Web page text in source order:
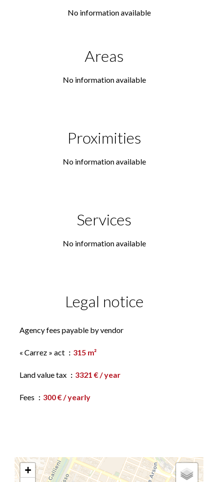
No information available
Areas
No information available
Proximities
No information available
Services
No information available
Legal notice
Agency fees payable by vendor
« Carrez » act 315 m²
Land value tax 3321 € / year
Fees 300 € / yearly
+